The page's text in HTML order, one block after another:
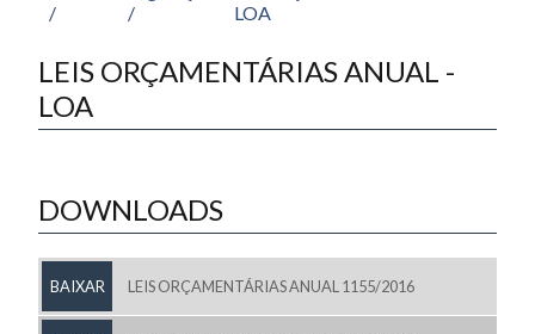
/
/
LOA
LEIS ORÇAMENTÁRIAS ANUAL -
LOA
DOWNLOADS
BAIXAR LEIS ORÇAMENTÁRIAS ANUAL 1155/2016